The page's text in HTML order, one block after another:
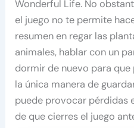
Wonderful Life. No
el juego no te permite
resumen en regar las
animales, hablar con un
dormir de nuevo para
la única manera de
puede provocar pérdidas
de que cierres el juego